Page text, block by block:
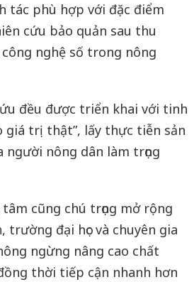
tác phù hợp với đặc điểm
cứu bảo quản sau thu
nghệ số trong nông
đều được triển khai với tinh
giá trị thật”, lấy thực tiễn sản
người nông dân làm trọng
cũng chú trọng mở rộng
trường đại học và chuyên gia
ngừng nâng cao chất
thời tiếp cận nhanh hơn